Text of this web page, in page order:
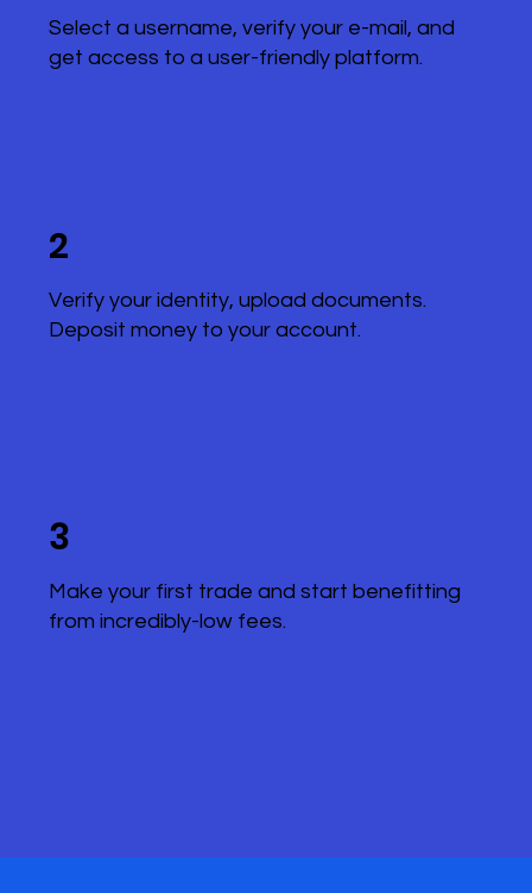
Select a username, verify your e-mail, and
get access to a user-friendly platform.
2
Verify your identity, upload documents.
Deposit money to your account.
3
Make your first trade and start benefitting
from incredibly-low fees.